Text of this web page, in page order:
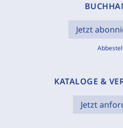
Jetzt
KATALOGE &
Jetzt